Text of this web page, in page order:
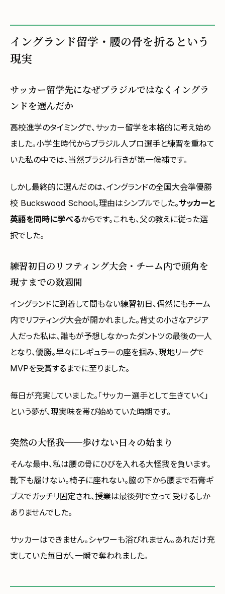
イングランド留学・腰の骨を折るという
現実
サッカー留学先になぜブラジルではなくイングラ
ンドを選んだか
高校進学のタイミングで、サッカー留学を本格的に考え始め
ました。小学生時代からブラジル人プロ選手と練習を重ねて
いた私の中では、当然ブラジル行きが第一候補です。
しかし最終的に選んだのは、イングランドの全国大会準優勝
校 Buckswood School。理由はシンプルでした。サッカーと
英語を同時に学べるからです。これも、父の教えに従った選
択でした。
練習初日のリフティング大会・チーム内で頭角を
現すまでの数週間
イングランドに到着して間もない練習初日、偶然にもチーム
内でリフティング大会が開かれました。背丈の小さなアジア
人だった私は、誰もが予想しなかったダントツの最後の一人
となり、優勝。早々にレギュラーの座を掴み、現地リーグで
MVPを受賞するまでに至りました。
毎日が充実していました。「サッカー選手として生きていく」
という夢が、現実味を帯び始めていた時期です。
突然の大怪我──歩けない日々の始まり
そんな最中、私は腰の骨にひびを入れる大怪我を負います。
靴下も履けない。椅子に座れない。脇の下から腰まで石膏ギ
ブスでガッチリ固定され、授業は最後列で立って受けるしか
ありませんでした。
サッカーはできません。シャワーも浴びれません。あれだけ充
実していた毎日が、一瞬で奪われました。